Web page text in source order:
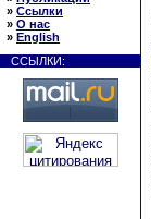
» Ссылки
» О нас
» English
ССЫЛКИ: